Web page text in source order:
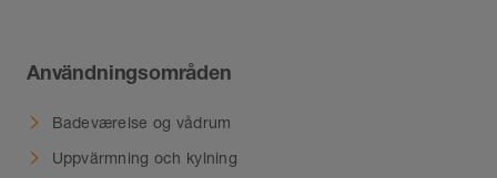
Användningsområden
Badeværelse og vådrum
Uppvärmning och kylning